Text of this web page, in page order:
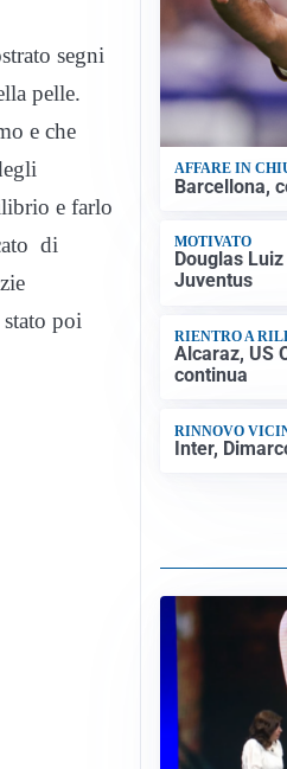
segni
pelle.
e che
e farlo
di
poi
AFFARE IN
Barcellona,
MOTIVATO
Douglas
Juventus
RIENTRO A
Alcaraz, US
continua
RINNOVO
Inter,